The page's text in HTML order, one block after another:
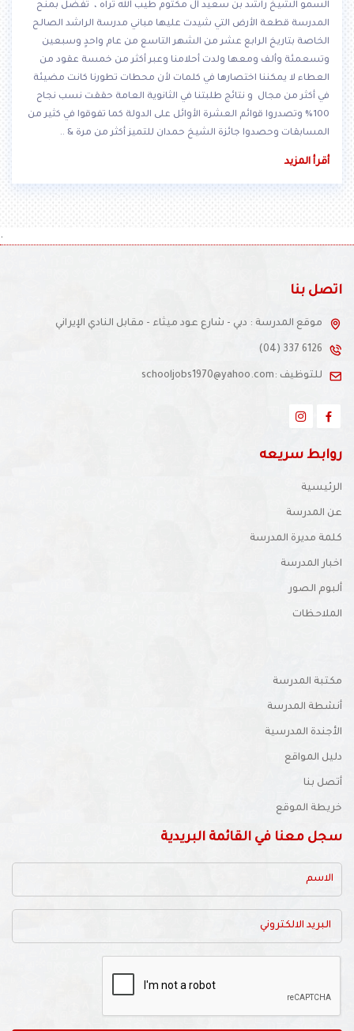
السمو الشيخ راشد بن سعيد آل مكتوم طيب الله ثراه ، تفضل بمنح
المدرسة قطعة الأرض التي شيدت عليها مباني مدرسة الراشد الصالح
الخاصة بتاريخ الرابع عشر من الشهر التاسع من عام واحدٍ وسبعين
وتسعمئة وألف ومعها ولدت أحلامنا وعبر أكثر من خمسة عقود من
العطاء لا يمكننا اختصارها في كلمات لأن محطات تطورنا كانت مضيئة
في أكثر من مجال و نتائج طلبتنا في الثانوية العامة حققت نسب نجاح
100% وتصدروا قوائم العشرة الأوائل على الدولة كما تفوقوا في كثير من
المسابقات وحصدوا جائزة الشيخ حمدان للتميز أكثر من مرة & ..
أقرأ المزيد
بنا
موقع المدرسة : دبي - شارع عود ميثاء - مقابل النادي الإيراني
(04) 337 6126
للتوظيف :schooljobs1970@yahoo.com
سريعه
المدرسة
مديرة المدرسة
المدرسة
الصور
المدرسة
المدرسة
المدرسية
المواقع
بنا
الموقع
معنا في القائمة البريدية